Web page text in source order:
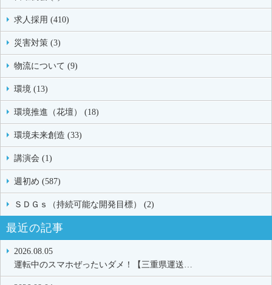
求人採用 (410)
災害対策 (3)
物流について (9)
環境 (13)
環境推進（花壇） (18)
環境未来創造 (33)
講演会 (1)
週初め (587)
ＳＤＧｓ（持続可能な開発目標） (2)
最近の記事
2026.08.05
運転中のスマホぜったいダメ！【三重県運送…